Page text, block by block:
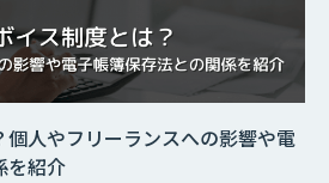
人やフリーランスへの影響や電
を紹介